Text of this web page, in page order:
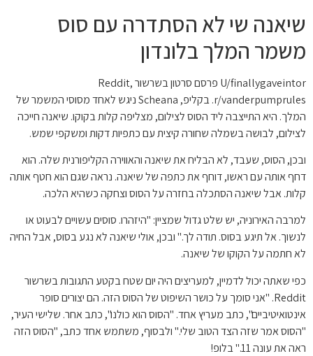
שיאנה שי לא הסתדרה עם סוס
משמר המלך בלונדון
U/finallygaveintor פרסם סרטון בשרשור Reddit,
r/vanderpumprules. בקליפ, Scheana ניגש לאחד מסוסי המשמר של
המלך. היא התייצבה ליד הסוס לצילום, מצליפה קלות בקוקו. שיאנה חייכה
לצילום, לבושה בשמלה שחורה קיצית עם כתפיות דקות ומשקפי שמש.
ובכן, הסוס, שעבד, לא הבליח את שיאנה והאווירה הקליפורנית שלה. הוא
דחף אותה עם ראשו, דוחף את כתפה של שיאנה. נראה שגם הוא חטף אותה
קלות. אבל שיאנה הסתכלה בחזרה על הסוס וצחקה כשהיא הלכה.
למרבה האירוניה, יש שלט גדול שמציין: "היזהרו. סוסים עשויים לבעוט או
לנשוך. אל תיגע בסוס. תודה לך." ובכן, אולי שיאנה לא נגע בסוס, אבל החיה
לא חתמה על הקוקו של שיאנה.
כפי שאתה יכול לדמיין, למעריצים היה יום שטח בקטע התגובות בשרשור
Reddit. "אני סומך על כושר השיפוט של הסוס הזה. הם יצורים סופר
אינטואיטיביים", כתב מעריץ אחד. "הסוס הוא כולנו", כתב אחר. שלישי העיר,
"הסוס אמר שזה הצד הטוב שלי." ולבסוף, משתמש אחד כתב, "הסוס הזה
ראה את עונה 11." בלופ!